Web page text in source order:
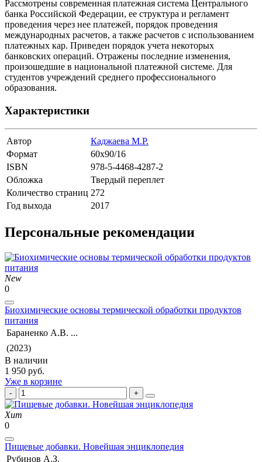
Рассмотрены современная платежная система Центрального
банка Российской Федерации, ее структура и регламент
проведения через нее платежей, порядок проведения
международных расчетов, а также расчетов с использованием
платежных кар. Приведен порядок учета некоторых
банковских операций. Отражены последние изменения,
произошедшие в национальной платежной системе. Для
студентов учреждений среднего профессионального
образования.
Характеристики
Автор
Каджаева М.Р.
Формат
60х90/16
ISBN
978-5-4468-4287-2
Обложка
Твердый переплет
Количество страниц 272
Год выхода
2017
Персональные рекомендации
New
0
Биохимические основы термической обработки продуктов
питания
Бараненко А.В. ...
(2023)
В наличии
1 950 руб.
Уже в корзине
Хит
0
Пищевые добавки. Новейшая энциклопедия
Рубинов А.З.